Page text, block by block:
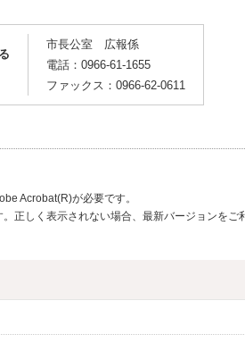
市長公室 広報係
電話：0966-61-1655
ファックス：0966-62-0611
Acrobat(R)が必要です。
正しく表示されない場合、最新バージョンをご